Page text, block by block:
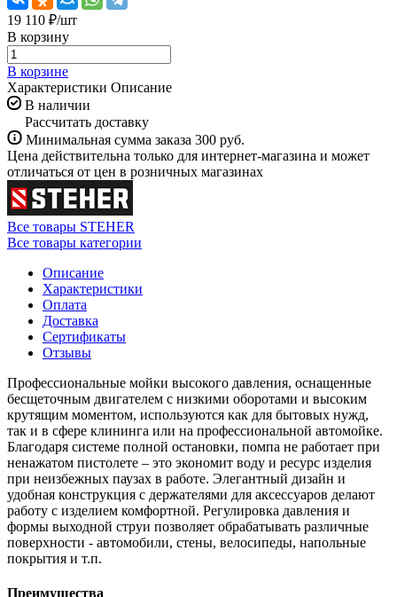
19 110 ₽/шт
В корзину
В корзине
Характеристики Описание
В наличии
Рассчитать доставку
Минимальная сумма заказа 300 руб.
Цена действительна только для интернет-магазина и может
отличаться от цен в розничных магазинах
Все товары STEHER
Все товары категории
Описание
Характеристики
Оплата
Доставка
Сертификаты
Отзывы
Профессиональные мойки высокого давления, оснащенные
бесщеточным двигателем с низкими оборотами и высоким
крутящим моментом, используются как для бытовых нужд,
так и в сфере клининга или на профессиональной автомойке.
Благодаря системе полной остановки, помпа не работает при
ненажатом пистолете – это экономит воду и ресурс изделия
при неизбежных паузах в работе. Элегантный дизайн и
удобная конструкция с держателями для аксессуаров делают
работу с изделием комфортной. Регулировка давления и
формы выходной струи позволяет обрабатывать различные
поверхности - автомобили, стены, велосипеды, напольные
покрытия и т.п.
Преимущества